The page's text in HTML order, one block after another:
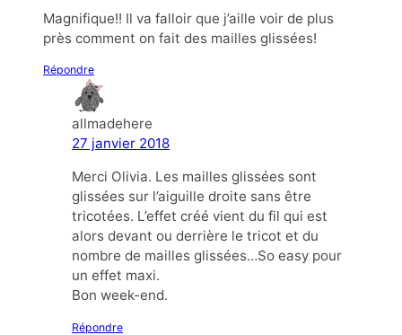
Magnifique!! Il va falloir que j’aille voir de plus
près comment on fait des mailles glissées!
Répondre
allmadehere
27 janvier 2018
Merci Olivia. Les mailles glissées sont
glissées sur l’aiguille droite sans être
tricotées. L’effet créé vient du fil qui est
alors devant ou derrière le tricot et du
nombre de mailles glissées…So easy pour
un effet maxi.
Bon week-end.
Répondre